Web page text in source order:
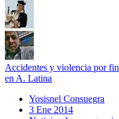
Accidentes y violencia por
en A. Latina
Yosisnel Consuegra
3 Ene 2014